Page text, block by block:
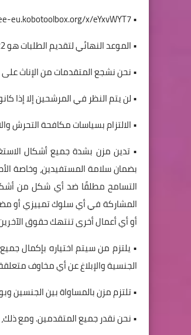
•
eu.kobotoolbox.org/x/eYxvWYT7
• الموعد النهائي لتقديم الطلبات هو 22-08-2024
• نحن نشجع المتقدمات من الإناث
• لن يتم النظر في المرشحين إلا إذا
• الالتزام بسياسات مكافحة التحرش
بضمان سلامة المستفيدين، وخاصة
التسامح مطلقًا ضد أي شكل من
المشاركة في أي سلوك تمييزي أو
أو أي أعمال أخرى تنتهك حقوق
• يلتزم من سيتم اختياره بإكمال
الجنسية والإبلاغ عن أي مخاوف
• تلتزم مزن بالمساواة بين الجنسين
• نحن نقدر جميع المتقدمين. ومع